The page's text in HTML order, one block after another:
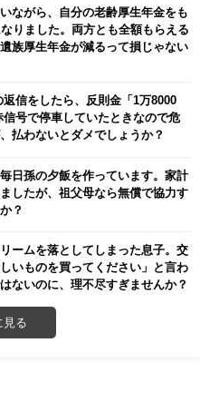
ながら、自分の老齢厚生年金をも
りました。両方とも全額もらえる
族厚生年金が減るって損じゃない
信をしたら、反則金「1万8000
信号で停車していたときなので危
払わないとダメでしょうか？
日孫の夕飯を作っています。家計
したが、祖父母なら無償で協力す
？
ームを落としてしまった息子。交
いものを買ってください」と言わ
ないのに、理不尽すぎませんか？
見る